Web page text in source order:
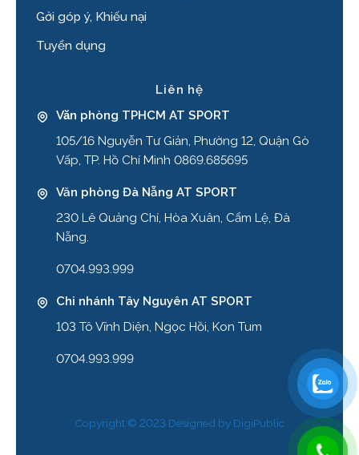
Gởi góp ý, Khiếu nại
Tuyển dụng
Liên hệ
Văn phòng TPHCM AT SPORT
105/16 Nguyễn Tư Giản, Phường 12, Quận Gò
Vấp, TP. Hồ Chí Minh 0869.685695
Văn phòng Đà Nẵng AT SPORT
230 Lê Quảng Chí, Hòa Xuân, Cẩm Lệ, Đà
Nẵng.
0704.993.999
Chi nhánh Tây Nguyên AT SPORT
103 Tô Vĩnh Diện, Ngọc Hồi, Kon Tum
0704.993.999
Copyright © 2023 Designed by DigiPublic